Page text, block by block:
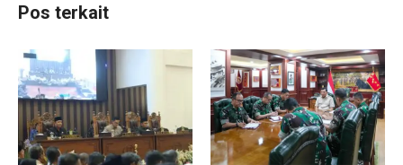
Pos terkait